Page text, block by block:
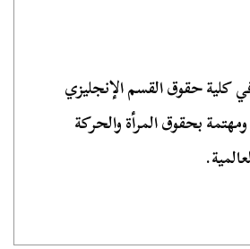
كلية حقوق القسم الإنجليزي
بحقوق المرأة والحركة